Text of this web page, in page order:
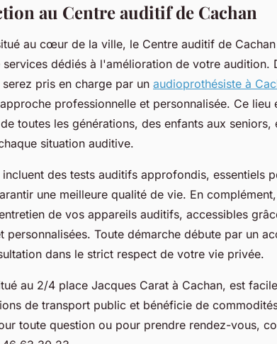
au Centre auditif de Cachan
au cœur de la ville, le Centre auditif de
dédiés à l'amélioration de votre audition.
pris en charge par un audioprothésiste à
professionnelle et personnalisée. Ce
toutes les générations, des enfants aux seniors,
situation auditive.
incluent des tests auditifs approfondis, essentiels
une meilleure qualité de vie. En
de vos appareils auditifs, accessibles
personnalisées. Toute démarche débute par un
dans le strict respect de votre vie privée.
au 2/4 place Jacques Carat à Cachan, est
de transport public et bénéficie de
toute question ou pour prendre rendez-vous,